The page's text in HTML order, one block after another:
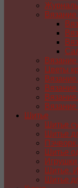
Вязание
Цветы
Шитье
Шитье
Шитье
Шитье
Шитье.
Шитье